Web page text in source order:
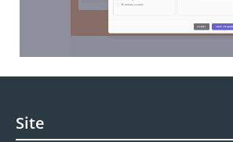
Site